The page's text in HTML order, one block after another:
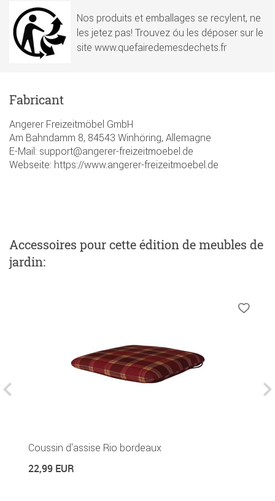
Nos produits et emballages se recylent, ne
les jetez pas! Trouvez óu les déposer sur le
site www.quefairedemesdechets.fr
Fabricant
Angerer Freizeitmöbel GmbH
Am Bahndamm 8, 84543 Winhöring, Allemagne
E-Mail: support@angerer-freizeitmoebel.de
Webseite: https://www.angerer-freizeitmoebel.de
Accessoires pour cette édition de meubles de
jardin:
Coussin d'assise Rio bordeaux
22,99 EUR